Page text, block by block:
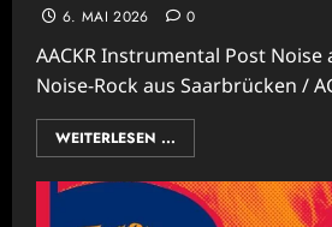
6. MAI 2026 0
AACKR Instrumental Post Noise
Noise-Rock aus Saarbrücken /
WEITERLESEN ...